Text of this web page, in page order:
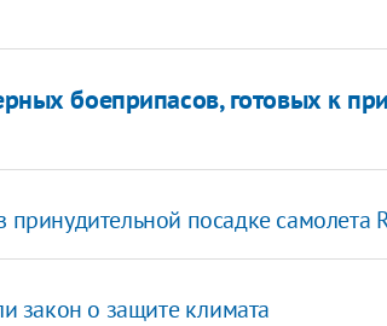
боеприпасов, готовых к
принудительной посадке самолета
закон о защите климата